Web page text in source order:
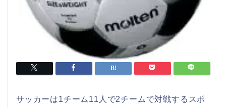
サッカーは1チーム11人で2チームで対戦するスポ